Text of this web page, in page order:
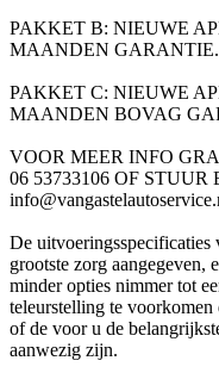
PAKKET B: NIEUWE
MAANDEN GARANTIE.
PAKKET C: NIEUWE
MAANDEN BOVAG
VOOR MEER INFO
06 53733106 OF
De uitvoeringsspecificaties
grootste zorg aangegeven,
minder opties nimmer tot
teleurstelling te
of de voor u de
aanwezig zijn.